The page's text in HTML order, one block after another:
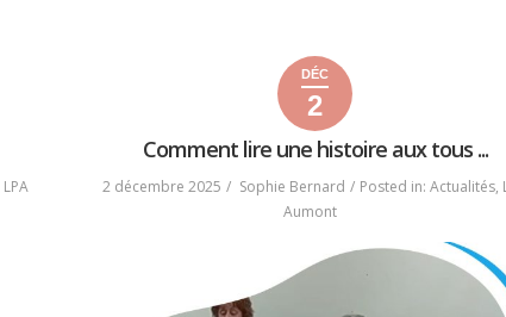
LPA
2
décembre
2025
2
décembre
2025
DÉC
22025
Comment lire une histoire aux tous ...
2 décembre 2025 Sophie Bernard Posted in:Actualités,
Aumont